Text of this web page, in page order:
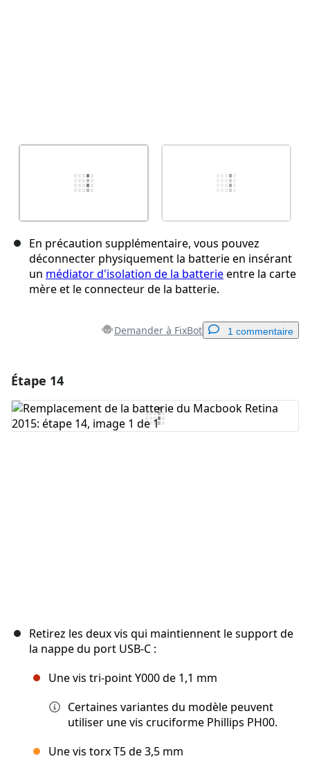
En précaution supplémentaire, vous pouvez
déconnecter physiquement la batterie en insérant
un médiator d'isolation de la batterieentre la carte
mère et le connecteur de la batterie.
Demander à FixBot 1 commentaire
Ajouter un commentaire
Étape 14
Retirez les deux vis qui maintiennent le support de
la nappe du port USB-C :
Une vis tri-point Y000 de 1,1 mm
Certaines variantes du modèle peuvent
utiliser une vis cruciforme Phillips PH00.
Une vis torx T5 de 3,5 mm